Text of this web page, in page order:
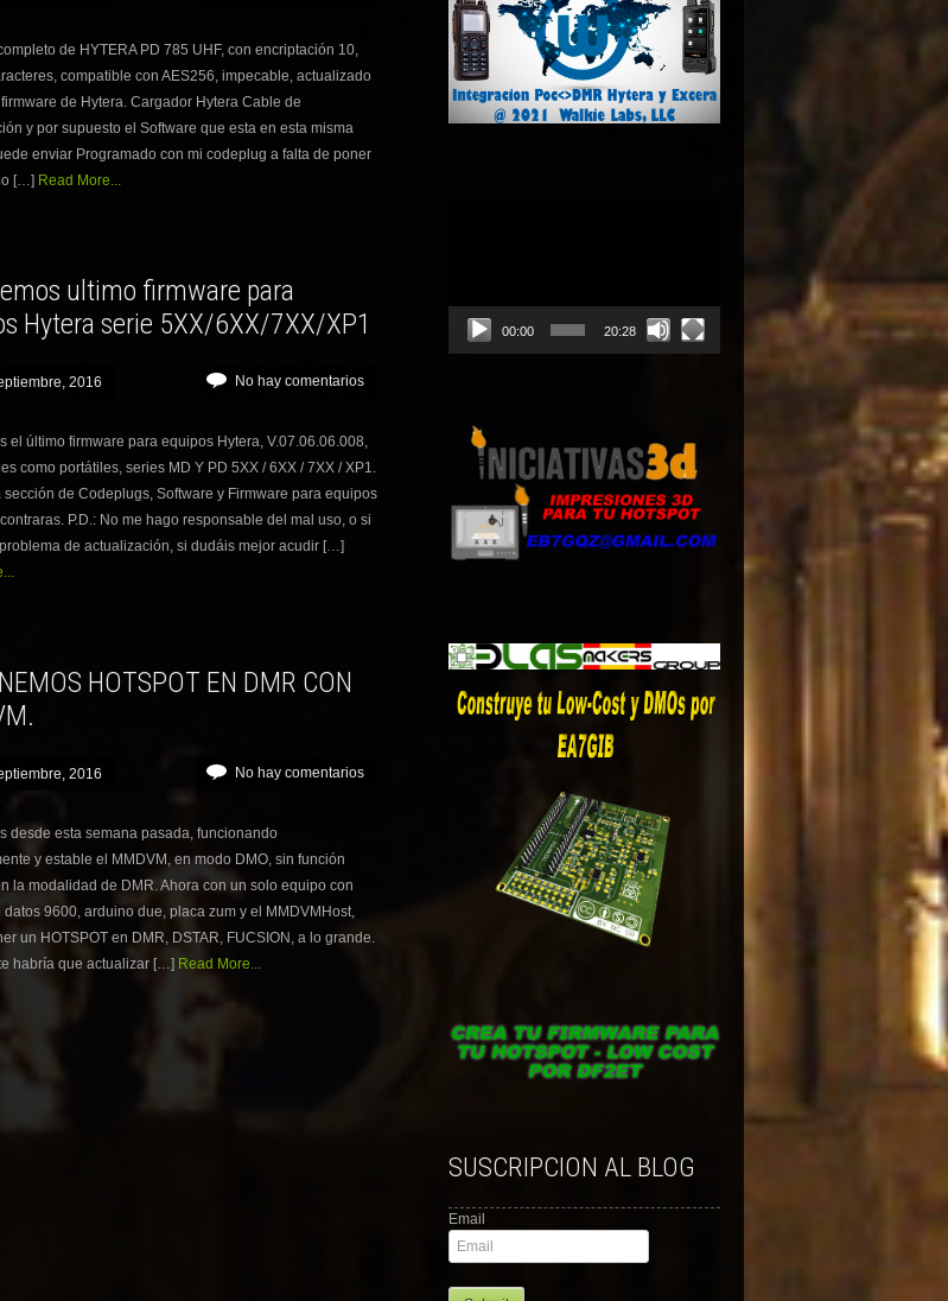
de HYTERA PD 785 UHF, con encriptación 10,
compatible con AES256, impecable, actualizado
de Hytera. Cargador Hytera Cable de
y por supuesto el Software que esta en esta misma
enviar Programado con mi codeplug a falta de poner
[…] Read More...
ultimo firmware para
Hytera serie 5XX/6XX/7XX/XP1
2016 No hay comentarios
el último firmware para equipos Hytera, V.07.06.06.008,
como portátiles, series MD Y PD 5XX / 6XX / 7XX / XP1.
sección de Codeplugs, Software y Firmware para equipos
P.D.: No me hago responsable del mal uso, o si
de actualización, si dudáis mejor acudir […]
HOTSPOT EN DMR CON
2016 No hay comentarios
desde esta semana pasada, funcionando
y estable el MMDVM, en modo DMO, sin función
la modalidad de DMR. Ahora con un solo equipo con
datos 9600, arduino due, placa zum y el MMDVMHost,
un HOTSPOT en DMR, DSTAR, FUCSION, a lo grande.
habría que actualizar […] Read More...
00:00 20:28
SUSCRIPCION AL BLOG
Email